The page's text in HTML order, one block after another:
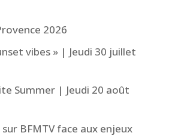
2026
vibes » | Jeudi 30 juillet
Summer | Jeudi 20 août
BFMTV face aux enjeux